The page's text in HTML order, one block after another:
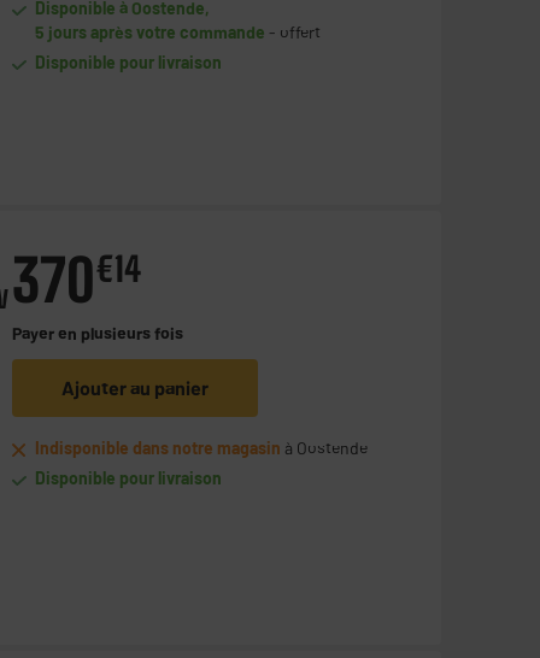
Disponible à Oostende,
5 jours après votre commande - offert
Disponible pour livraison
370€14
Payer en plusieurs fois
Ajouter au panier
Indisponible dans notre magasin à Oostende
Disponible pour livraison